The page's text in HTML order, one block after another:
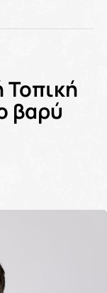
Τοπική
βαρύ